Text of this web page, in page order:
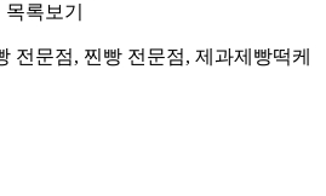
목록보기
전문점, 찐빵 전문점, 제과제빵떡케